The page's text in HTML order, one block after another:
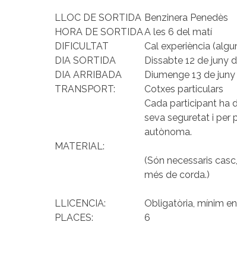
LLOC DE SORTIDA Benzinera Penedès
HORA DE SORTIDAA les 6 del matí
DIFICULTAT
Cal experiència
DIA SORTIDA
Dissabte 12 de juny
DIA ARRIBADA
Diumenge 13 de
TRANSPORT:
Cotxes particulars
MATERIAL:
Cada participant ha
seva seguretat i per
autònoma.
(Són necessaris
més de corda.)
LLICENCIA:
Obligatòria, mínim
PLACES:
6